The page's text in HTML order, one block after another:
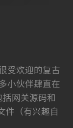
受欢迎的复古
小伙伴肆直在
网关源码和
件（有兴趣自